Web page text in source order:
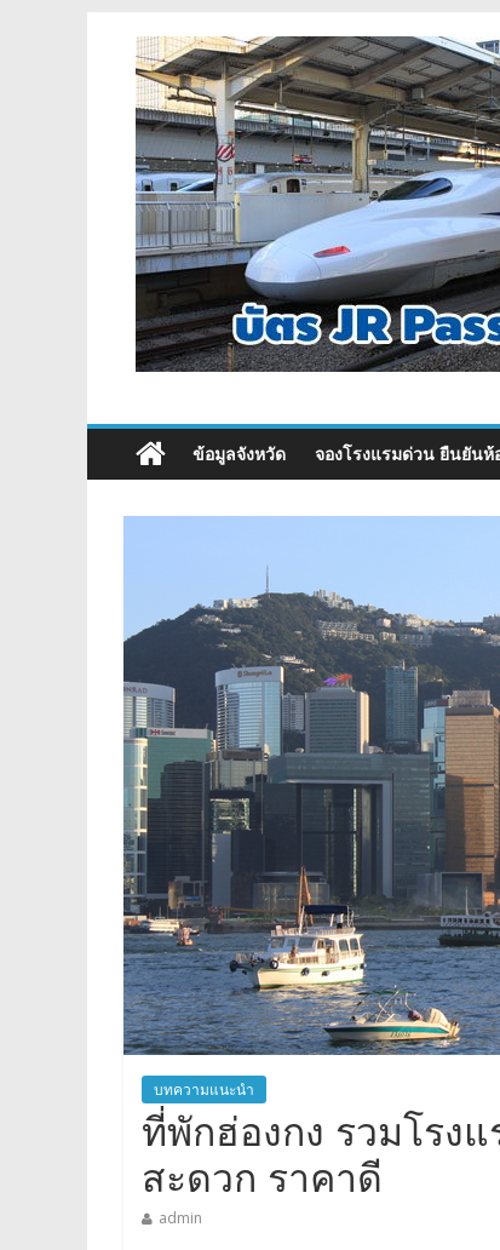
ข้อมูลจังหวัด จองโรงแรมด่วน ยืนยันห้
บทความแนะนำ
ที่พักฮ่องกง รวมโรง
สะดวก ราคาดี
admin